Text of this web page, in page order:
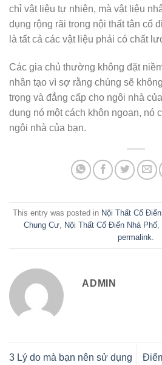
chỉ vật liệu tự nhiên, mà vật liệu
dụng rộng rãi trong nội thất tân cổ
là tất cả các vật liệu phải có chất
Các gia chủ thường không đặt
nhân tạo vì sợ rằng chúng sẽ
trọng và đẳng cấp cho ngôi nhà
dụng nó một cách khôn ngoan, nó
ngôi nhà của bạn.
This entry was posted in Nội Thất Cổ
Chung Cư, Nội Thất Cổ Điển Nhà Phố,
permalink
ADMIN
3 Lý do mà bạn nên sử dụng